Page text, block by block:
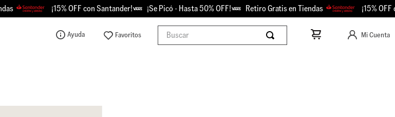
¡15% OFF con Santander! ¡Se Picó - Hasta 50% OFF! Retiro Gratis en Tiendas ¡15% OFF
Ayuda Buscar
Mi Cuenta